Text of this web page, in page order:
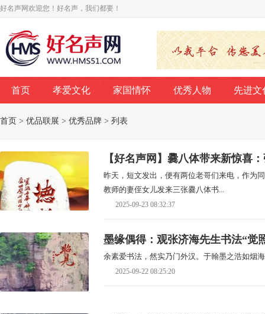
好名声网欢迎您！好名声，我们都要！
首页 孝爱文化 家国情怀 优秀人物 先进文
首页 > 优品联展 > 优秀品牌 > 列表
【好名声网】爨八体带来新惊喜
昨天，短文发出，便有两位老哥们来电，作为
教师的妻侄女儿发来三张爨八体书...
2025-09-23 08:32:37
墨缘偶得：观张济海先生书法“觉
余素爱书法，然实乃门外汉。于翰墨之浩如烟
2025-09-22 08:25:20